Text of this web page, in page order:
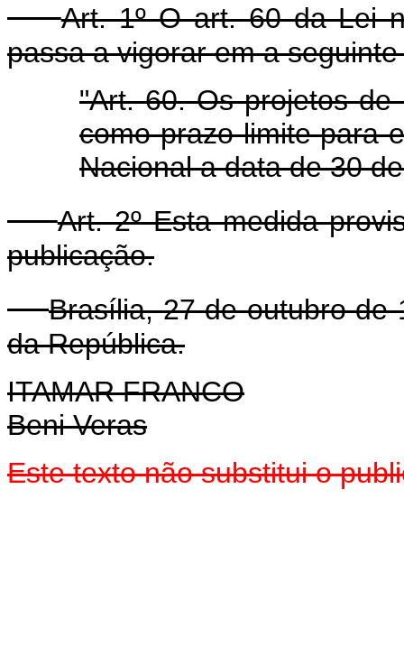
Art. 1º O art. 60 da Lei
passa a vigorar em a
"Art. 60. Os projetos
como prazo-limite para
Nacional a data de 30
Art. 2º Esta medida
publicação.
Brasília, 27 de outubro de
da República.
ITAMAR FRANCO
Beni Veras
Este texto não substitui o